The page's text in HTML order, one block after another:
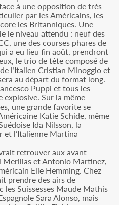
à une opposition de très
par les Américains, les
les Britanniques. Une
le niveau attendu : neuf des
une des courses phares de
a eu lieu fin août, prendront
le trio de tête composé de
l’Italien Cristian Minoggio et
au départ du format long.
Puppi et tous les
explosive. Sur la même
une grande favorite se
Katie Schide, même
Ida Nilsson, la
et l’Italienne Martina
retrouver aux avant-
Merillas et Antonio Martinez,
Elie Hemming. Chez
prendre des airs de
les Suissesses Maude Mathis
Sara Alonso, mais